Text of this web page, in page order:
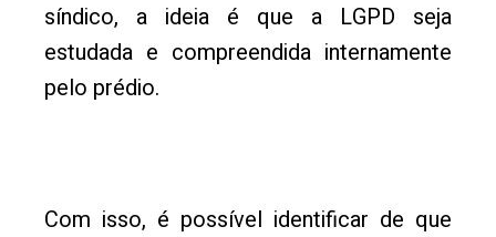
síndico, a ideia é que a LGPD seja
estudada e compreendida internamente
pelo prédio.
Com isso, é possível identificar de que